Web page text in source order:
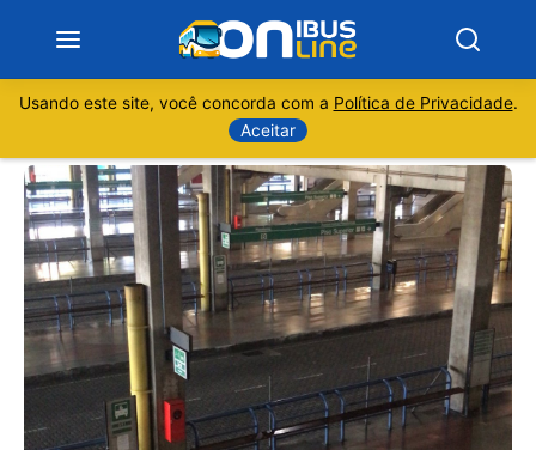
Sobre
Minas Gerais
São Paulo
Rio de Janeiro
Espírito Santo
Usando este site, você concorda com a Política de Privacidade.
Aceitar